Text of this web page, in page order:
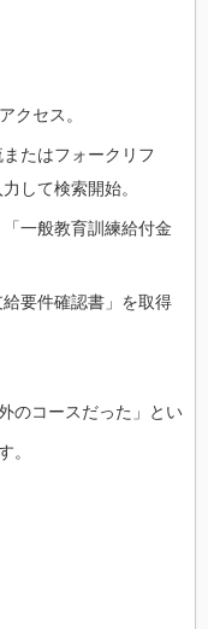
クセス。
たはフォークリフ
して検索開始。
一般教育訓練給付金
要件確認書」を取得
のコースだった」とい
。